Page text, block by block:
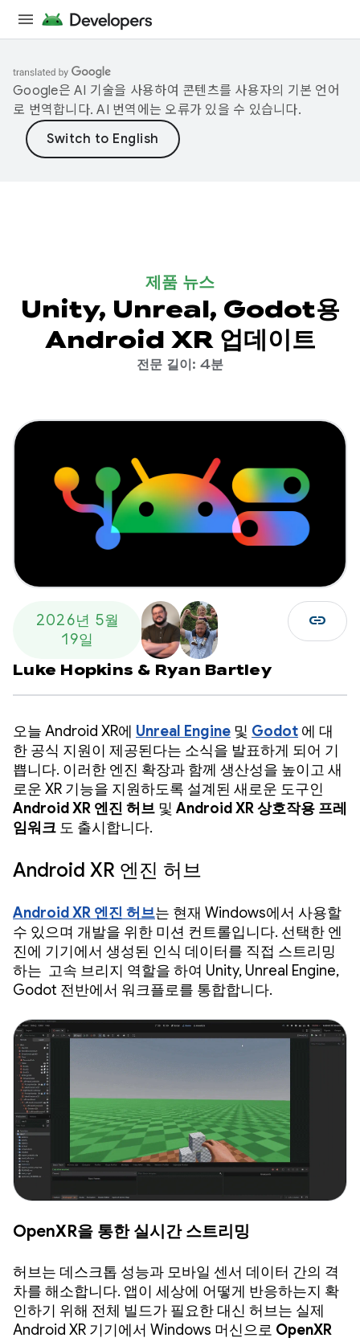
Google은 AI 기술을 사용하여 콘텐츠를 사용자의 기본 언어
로 번역합니다. AI 번역에는 오류가 있을 수 있습니다.
제품 뉴스
Unity, Unreal, Godot용
Android XR 업데이트
전문 길이: 4분
2026년 5월
19일
Luke Hopkins & Ryan Bartley
link
오늘 Android XR에 Unreal Engine 및 Godot 에 대
한 공식 지원이 제공된다는 소식을 발표하게 되어 기
쁩니다. 이러한 엔진 확장과 함께 생산성을 높이고 새
로운 XR 기능을 지원하도록 설계된 새로운 도구인
Android XR 엔진 허브 및 Android XR 상호작용 프레
임워크 도 출시합니다.
Android XR 엔진 허브
Android XR 엔진 허브는 현재 Windows에서 사용할
수 있으며 개발을 위한 미션 컨트롤입니다. 선택한 엔
진에 기기에서 생성된 인식 데이터를 직접 스트리밍
하는 고속 브리지 역할을 하여 Unity, Unreal Engine,
Godot 전반에서 워크플로를 통합합니다.
OpenXR을 통한 실시간 스트리밍
허브는 데스크톱 성능과 모바일 센서 데이터 간의 격
차를 해소합니다. 앱이 세상에 어떻게 반응하는지 확
인하기 위해 전체 빌드가 필요한 대신 허브는 실제
Android XR 기기에서 Windows 머신으로 OpenXR